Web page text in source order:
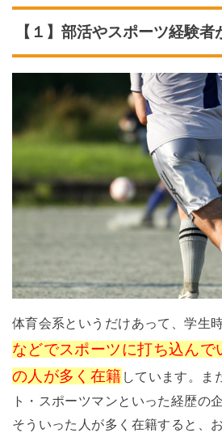
【１】部活やスポーツ経験者
体育会系というだけあって、学生
などでスポーツに打ち込んで
の人が多く在籍 しています。ま
ト・スポーツマンといった経歴の
そういった人が多く在籍すると、